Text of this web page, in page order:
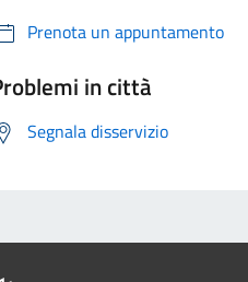
Prenota un appuntamento
in città
Segnala disservizio